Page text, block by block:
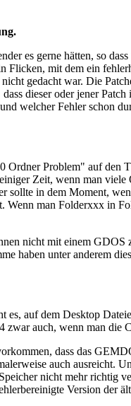
es gerne hätten, so
Flicken, mit dem ein
gedacht war. Die
dieser oder jener
welcher Fehler schon
Ordner Problem" auf den
Zeit, wenn man
sollte in dem Moment,
Wenn man Folderxxx in
nicht mit einem
haben unter anderem
es, auf dem Desktop
auch, wenn man die
dass das
auch ausreicht.
nicht mehr richtig
Version der